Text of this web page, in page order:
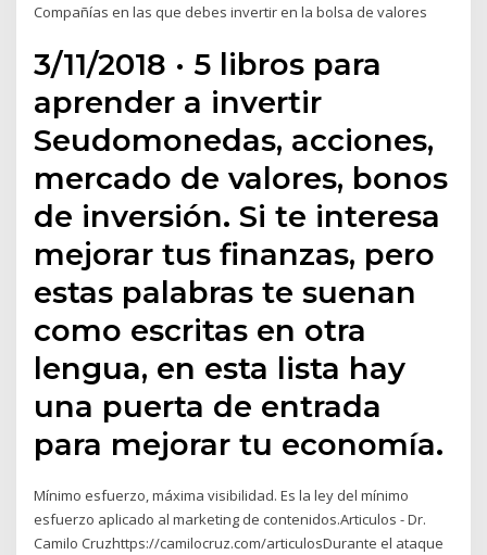
Compañías en las que debes invertir en la bolsa de valores
3/11/2018 · 5 libros para
aprender a invertir
Seudomonedas, acciones,
mercado de valores, bonos
de inversión. Si te interesa
mejorar tus finanzas, pero
estas palabras te suenan
como escritas en otra
lengua, en esta lista hay
una puerta de entrada
para mejorar tu economía.
Mínimo esfuerzo, máxima visibilidad. Es la ley del mínimo
esfuerzo aplicado al marketing de contenidos.Articulos - Dr.
Camilo Cruzhttps://camilocruz.com/articulosDurante el ataque